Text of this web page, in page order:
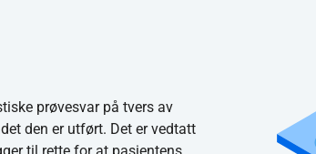
prøvesvar på tvers av
den er utført. Det er vedtatt
til rette for at pasientens